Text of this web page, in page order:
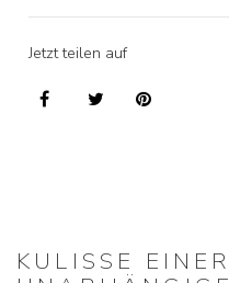
Jetzt teilen auf
KULISSE